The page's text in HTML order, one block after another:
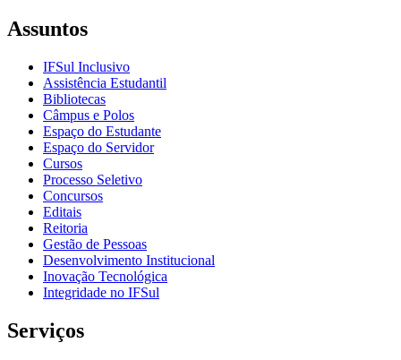
Assuntos
IFSul Inclusivo
Assistência Estudantil
Bibliotecas
Câmpus e Polos
Espaço do Estudante
Espaço do Servidor
Cursos
Processo Seletivo
Concursos
Editais
Reitoria
Gestão de Pessoas
Desenvolvimento Institucional
Inovação Tecnológica
Integridade no IFSul
Serviços